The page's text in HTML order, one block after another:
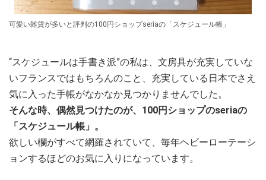
可愛い雑貨が多いと評判の100円ショップseriaの「スケジュール帳」
“スケジュールは手書き派”の私は、文房具が充実していな
いフランスではもちろんのこと、充実している日本でさえ
気に入った手帳がなかなか見つかりませんでした。
そんな時、偶然見つけたのが、100円ショップのseriaの
「スケジュール帳」。
欲しい欄がすべて網羅されていて、毎年ヘビーローテーシ
ョンするほどのお気に入りになっています。